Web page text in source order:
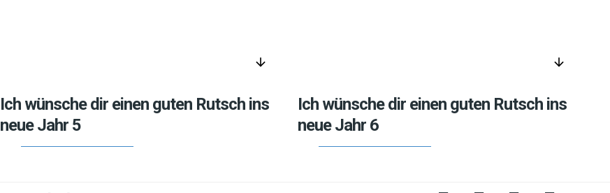
arrow_downward
Ich wünsche dir einen guten Rutsch ins
neue Jahr 5
arrow_downward
Ich wünsche dir einen guten Rutsch ins
neue Jahr 6